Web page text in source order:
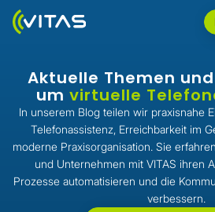
Aktuelle Themen
um virtuelle
In unserem Blog teilen wir praxisnahe
Telefonassistenz, Erreichbarkeit im
moderne Praxisorganisation. Sie
und Unternehmen mit VITAS ihren
Prozesse automatisieren und die
verbessern.